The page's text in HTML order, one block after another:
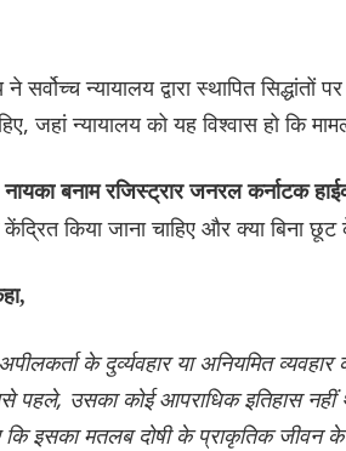
ने सर्वोच्च न्यायालय द्वारा स्थापित
जहां न्यायालय को यह विश्वास हो कि
बनाम रजिस्ट्रार जनरल कर्नाटक
केंद्रित किया जाना चाहिए और क्या बिना
के दुर्व्यवहार या अनियमित
पहले, उसका कोई आपराधिक इतिहास
इसका मतलब दोषी के प्राकृतिक जीवन